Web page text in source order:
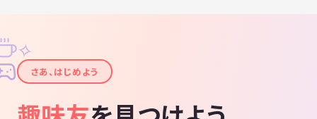
✦
✧
さあ、はじめよう